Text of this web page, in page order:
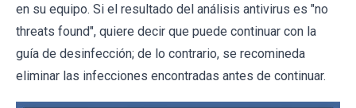
en su equipo. Si el resultado del análisis antivirus es "no
threats found", quiere decir que puede continuar con la
guía de desinfección; de lo contrario, se recomineda
eliminar las infecciones encontradas antes de continuar.